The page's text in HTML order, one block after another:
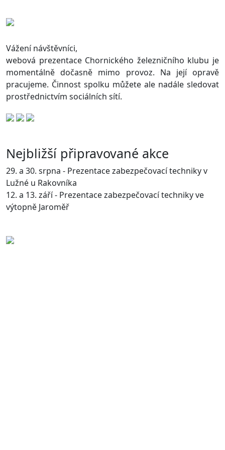
Vážení návštěvníci,
webová prezentace Chornického železničního klubu je
momentálně dočasně mimo provoz. Na její opravě
pracujeme. Činnost spolku můžete ale nadále sledovat
prostřednictvím sociálních sítí.
Nejbližší připravované akce
29. a 30. srpna - Prezentace zabezpečovací techniky v
Lužné u Rakovníka
12. a 13. září - Prezentace zabezpečovací techniky ve
výtopně Jaroměř